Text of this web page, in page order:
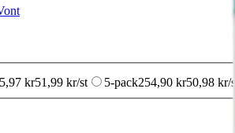
kr51,99 kr/st 5-pack254,90 kr50,98 kr/st